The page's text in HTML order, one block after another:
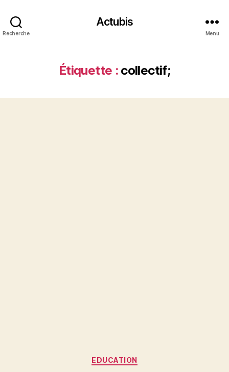
Recherche
Actubis
Menu
Étiquette : collectif;
Catégories
EDUCATION